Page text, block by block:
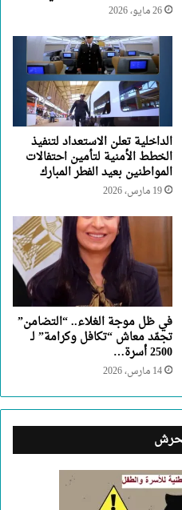
26 مايو، 2026
الداخلية تعلن الاستعداد لتنفيذ
الخطط الأمنية لتأمين احتفالات
المواطنين بعيد الفطر المبارك
19 مارس، 2026
في ظل موجة الغلاء.. “التضامن”
تجمّد معاش “تكافل وكرامة” لـ
2500 أسرة…
14 مارس، 2026